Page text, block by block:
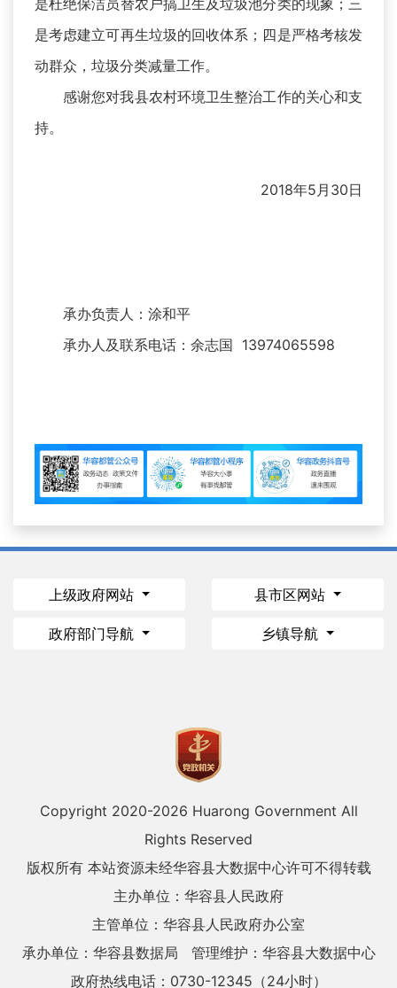
是杜绝保洁员替农户搞卫生及垃圾池分类的现象；三
是考虑建立可再生垃圾的回收体系；四是严格考核发
动群众，垃圾分类减量工作。
感谢您对我县农村环境卫生整治工作的关心和支
持。
2018年5月30日
承办负责人：涂和平
承办人及联系电话：余志国 13974065598
上级政府网站 县市区网站
政府部门导航 乡镇导航
Copyright 2020-2026 Huarong Government All
Rights Reserved
版权所有 本站资源未经华容县大数据中心许可不得转载
主办单位：华容县人民政府
主管单位：华容县人民政府办公室
承办单位：华容县数据局
管理维护：华容县大数据中心
政府热线电话：0730-12345（24小时）